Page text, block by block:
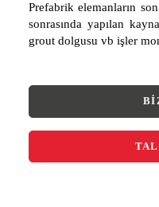
Prefabrik elemanların
sonrasında yapılan
grout dolgusu vb işler